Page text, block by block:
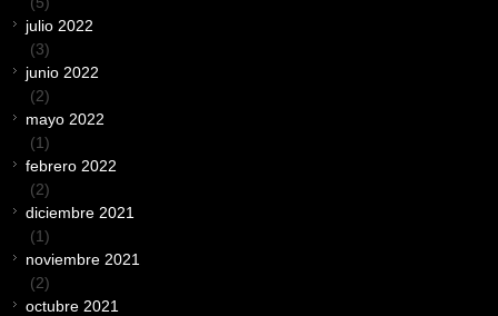
julio 2022
(3)
junio 2022
(2)
mayo 2022
(1)
febrero 2022
(2)
diciembre 2021
(1)
noviembre 2021
(2)
octubre 2021